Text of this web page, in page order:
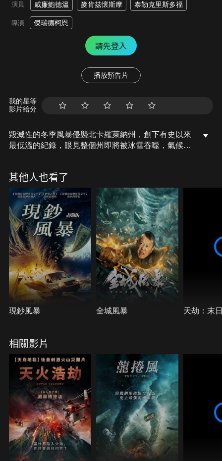
演員 威廉鮑德溫 麥肯茲懷斯摩 泰勒克里斯多福
導演 傑瑞德柯恩
請先登入
播放預告片
我的星等
影片給分
毀滅性的冬季風暴侵襲北卡羅萊納州，創下有史以來
最低溫的紀錄，眼見整個州即將被冰雪吞噬，氣候學
其他人也看了
現鈔風暴 全城風暴 天劫：末
相關影片